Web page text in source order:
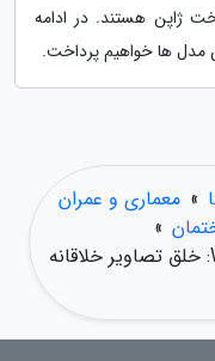
ژاپن هستند. در ادامه
مدل ها خواهیم پرداخت.
» معماری و عمران
»
ابزار نو هوش مصنوعی گوگل، Whisk: خلق تصاویر خلاقانه